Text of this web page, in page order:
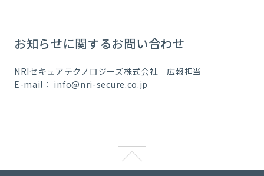
お知らせに関するお問い合わせ
NRIセキュアテクノロジーズ株式会社 広報担当
E-mail： info@nri-secure.co.jp